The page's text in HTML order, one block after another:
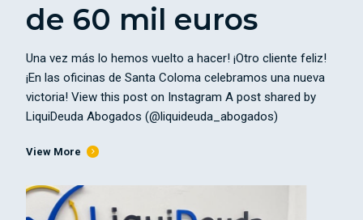
de 60 mil euros
Una vez más lo hemos vuelto a hacer! ¡Otro cliente feliz!
¡En las oficinas de Santa Coloma celebramos una nueva
victoria! View this post on Instagram A post shared by
LiquiDeuda Abogados (@liquideuda_abogados)
View More